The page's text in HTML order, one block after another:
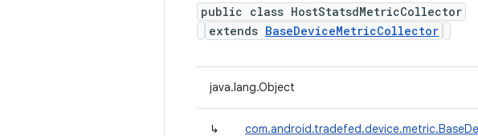
public class HostStatsdMetricCollector
extends BaseDeviceMetricCollector
java.lang.Object
↳